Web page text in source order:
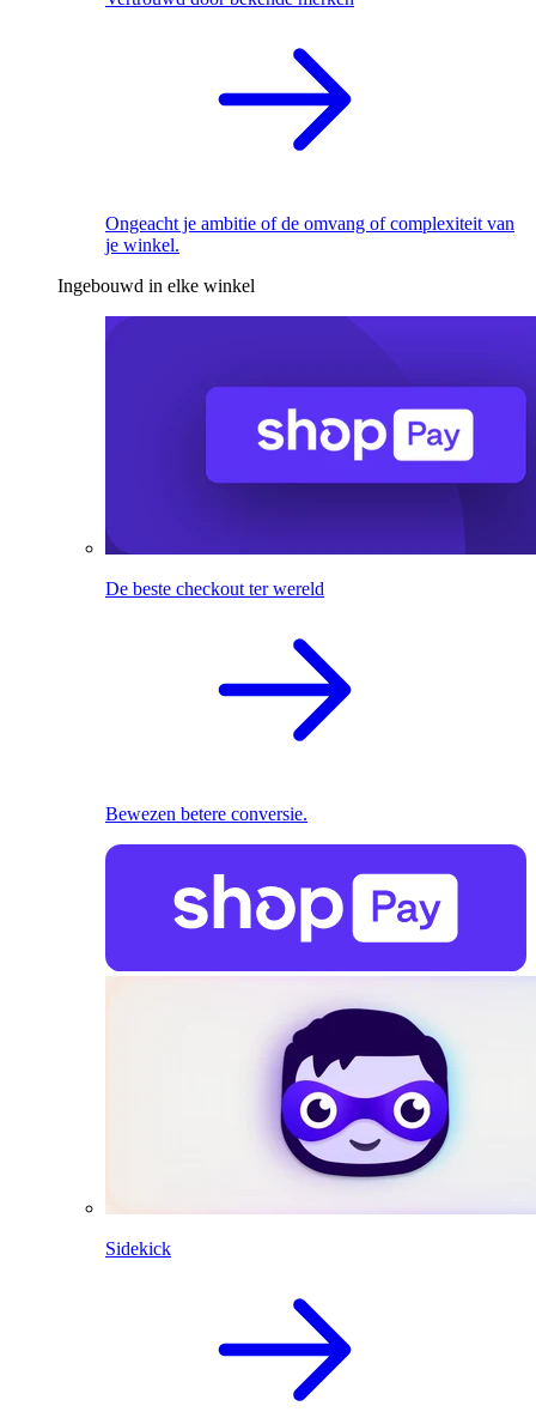
Ongeacht je ambitie of de omvang of complexiteit van
je winkel.
Ingebouwd in elke winkel
De beste checkout ter wereld
Bewezen betere conversie.
Sidekick